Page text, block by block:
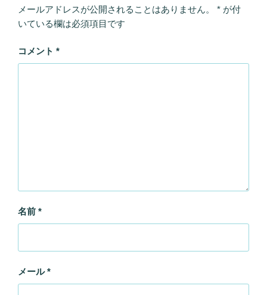
メールアドレスが公開されることはありません。 * が付
いている欄は必須項目です
コメント *
名前 *
メール*